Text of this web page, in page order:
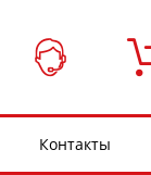
Контакты